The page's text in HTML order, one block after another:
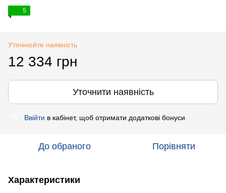
5
Уточнюйте наявність
12 334 грн
Уточнити наявність
Ввійти в кабінет, щоб отримати додаткові бонуси
До обраного Порівняти
Характеристики